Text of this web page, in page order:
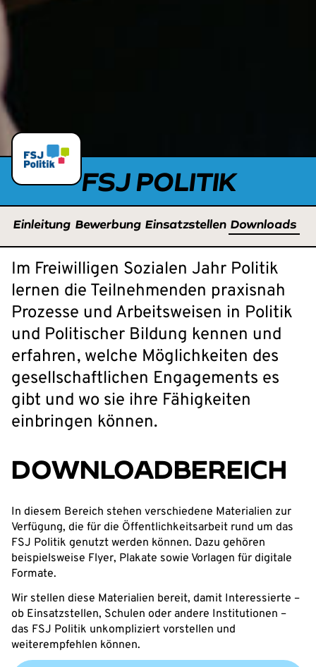
FSJ POLITIK
Einleitung Bewerbung Einsatzstellen Downloads
Im Freiwilligen Sozialen Jahr Politik
lernen die Teilnehmenden praxisnah
Prozesse und Arbeitsweisen in Politik
und Politischer Bildung kennen und
erfahren, welche Möglichkeiten des
gesellschaftlichen Engagements es
gibt und wo sie ihre Fähigkeiten
einbringen können.
DOWNLOADBEREICH
In diesem Bereich stehen verschiedene Materialien zur
Verfügung, die für die Öffentlichkeitsarbeit rund um das
FSJ Politik genutzt werden können. Dazu gehören
beispielsweise Flyer, Plakate sowie Vorlagen für digitale
Formate.
Wir stellen diese Materialien bereit, damit Interessierte –
ob Einsatzstellen, Schulen oder andere Institutionen –
das FSJ Politik unkompliziert vorstellen und
weiterempfehlen können.